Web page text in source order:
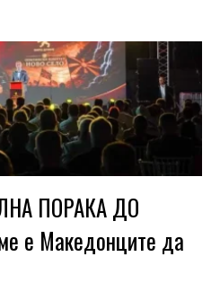
ПОРАКА ДО
е Македонците да